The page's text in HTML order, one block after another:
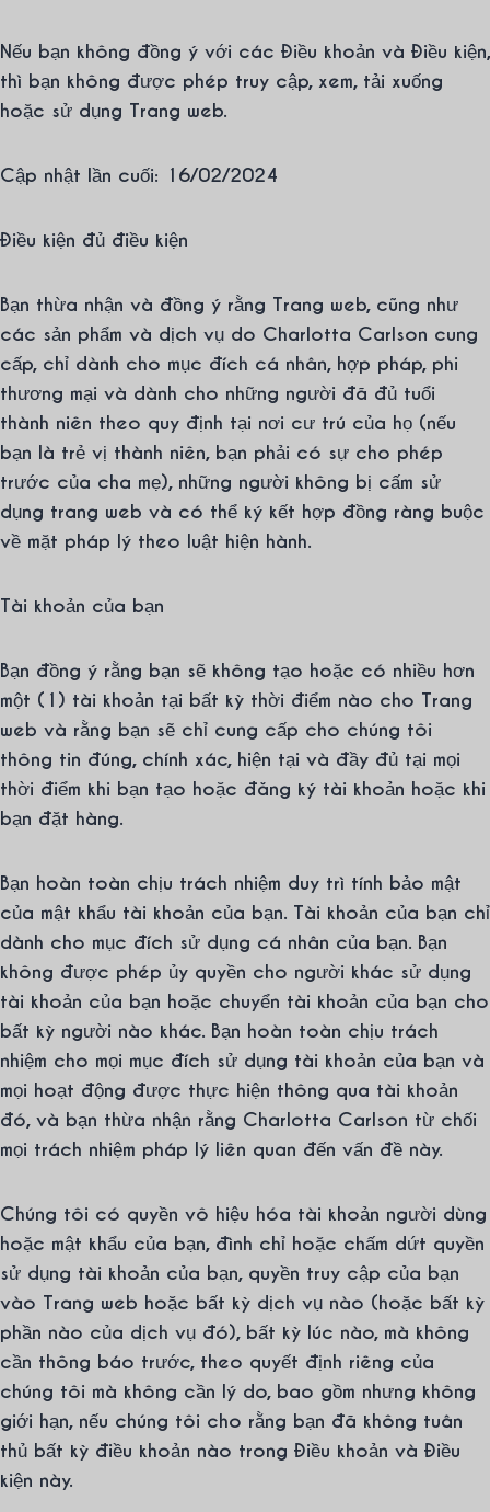
Nếu bạn không đồng ý với các Điều khoản và Điều kiện,
thì bạn không được phép truy cập, xem, tải xuống
hoặc sử dụng Trang web.
Cập nhật lần cuối: 16/02/2024
Điều kiện đủ điều kiện
Bạn thừa nhận và đồng ý rằng Trang web, cũng như
các sản phẩm và dịch vụ do Charlotta Carlson cung
cấp, chỉ dành cho mục đích cá nhân, hợp pháp, phi
thương mại và dành cho những người đã đủ tuổi
thành niên theo quy định tại nơi cư trú của họ (nếu
bạn là trẻ vị thành niên, bạn phải có sự cho phép
trước của cha mẹ), những người không bị cấm sử
dụng trang web và có thể ký kết hợp đồng ràng buộc
về mặt pháp lý theo luật hiện hành.
Tài khoản của bạn
Bạn đồng ý rằng bạn sẽ không tạo hoặc có nhiều hơn
một (1) tài khoản tại bất kỳ thời điểm nào cho Trang
web và rằng bạn sẽ chỉ cung cấp cho chúng tôi
thông tin đúng, chính xác, hiện tại và đầy đủ tại mọi
thời điểm khi bạn tạo hoặc đăng ký tài khoản hoặc khi
bạn đặt hàng.
Bạn hoàn toàn chịu trách nhiệm duy trì tính bảo mật
của mật khẩu tài khoản của bạn. Tài khoản của bạn chỉ
dành cho mục đích sử dụng cá nhân của bạn. Bạn
không được phép ủy quyền cho người khác sử dụng
tài khoản của bạn hoặc chuyển tài khoản của bạn cho
bất kỳ người nào khác. Bạn hoàn toàn chịu trách
nhiệm cho mọi mục đích sử dụng tài khoản của bạn và
mọi hoạt động được thực hiện thông qua tài khoản
đó, và bạn thừa nhận rằng Charlotta Carlson từ chối
mọi trách nhiệm pháp lý liên quan đến vấn đề này.
Chúng tôi có quyền vô hiệu hóa tài khoản người dùng
hoặc mật khẩu của bạn, đình chỉ hoặc chấm dứt quyền
sử dụng tài khoản của bạn, quyền truy cập của bạn
vào Trang web hoặc bất kỳ dịch vụ nào (hoặc bất kỳ
phần nào của dịch vụ đó), bất kỳ lúc nào, mà không
cần thông báo trước, theo quyết định riêng của
chúng tôi mà không cần lý do, bao gồm nhưng không
giới hạn, nếu chúng tôi cho rằng bạn đã không tuân
thủ bất kỳ điều khoản nào trong Điều khoản và Điều
kiện này.